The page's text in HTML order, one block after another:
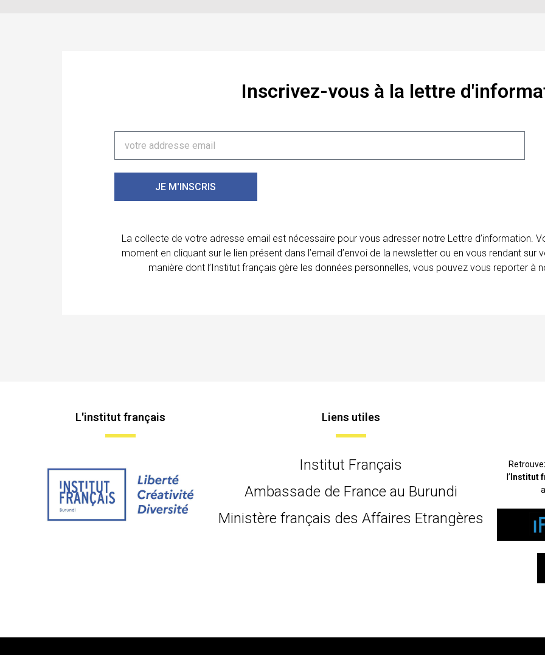
Inscrivez-vous à la lettre
JE M'INSCRIS
La collecte de votre adresse email est nécessaire pour vous adresser notre Lettre d’information.
moment en cliquant sur le lien présent dans l’email d’envoi de la newsletter ou en vous rendant
manière dont l’Institut français gère les données personnelles, vous pouvez vous reporter à
L'institut français Liens utiles
Institut Français
Ambassade de France au Burundi
Ministère français des Affaires Etrangères
l’Institut